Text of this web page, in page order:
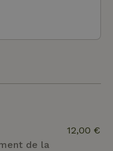
principale. La
une maison plus
vieille maison
anciennes
lacs et la mer 30
un grand lac,
et tu trouveras la
de la
12,00 €